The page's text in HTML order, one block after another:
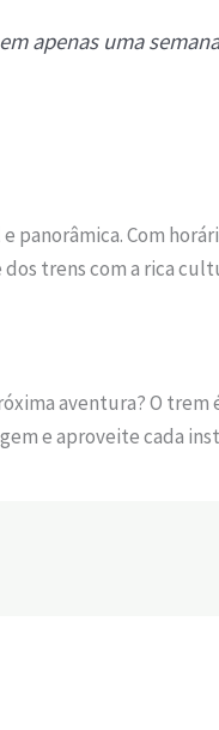
apenas uma
Com
trens com a rica
aventura? O trem
e aproveite cada